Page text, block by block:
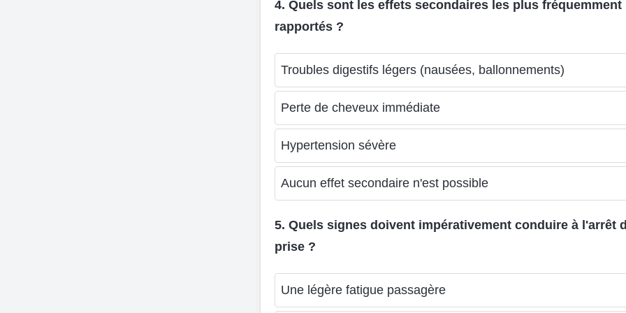
4. Quels sont les effets secondaires les plus fréquemment
rapportés ?
Troubles digestifs légers (nausées, ballonnements)
Perte de cheveux immédiate
Hypertension sévère
Aucun effet secondaire n'est possible
5. Quels signes doivent impérativement conduire à l'arrêt
prise ?
Une légère fatigue passagère